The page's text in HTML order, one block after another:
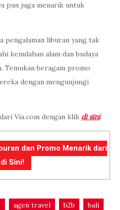
pun juga menarik untuk
pengalaman liburan yang tak
keindahan alam dan budaya
Temukan beragam promo
dengan mengunjungi
Via.com dengan klik di sini.
dan Promo Menarik dari
Sini!
agen travel b2b
bali